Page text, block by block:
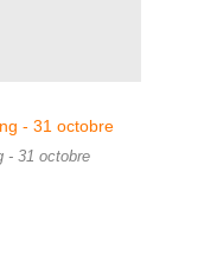
- 31 octobre